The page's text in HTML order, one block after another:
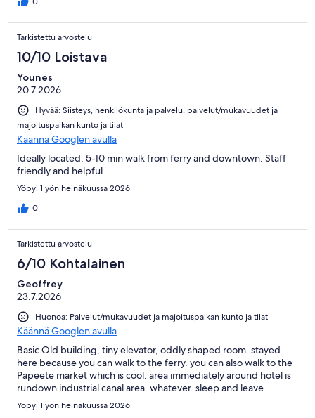
Tarkistettu arvostelu
10/10 Loistava
Younes
20.7.2026
Hyvää: Siisteys, henkilökunta ja palvelu, palvelut/mukavuudet ja
majoituspaikan kunto ja tilat
Käännä Googlen avulla
Ideally located, 5-10 min walk from ferry and downtown. Staff
friendly and helpful
Yöpyi 1 yön heinäkuussa 2026
0
Tarkistettu arvostelu
6/10 Kohtalainen
Geoffrey
23.7.2026
Huonoa: Palvelut/mukavuudet ja majoituspaikan kunto ja tilat
Käännä Googlen avulla
Basic.Old building, tiny elevator, oddly shaped room. stayed
here because you can walk to the ferry. you can also walk to the
Papeete market which is cool. area immediately around hotel is
rundown industrial canal area. whatever. sleep and leave.
Yöpyi 1 yön heinäkuussa 2026